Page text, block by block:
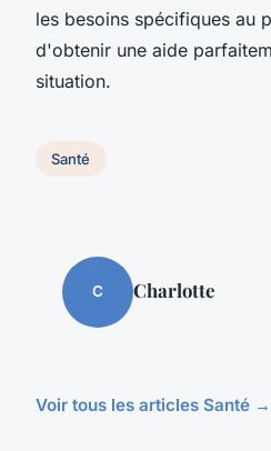
les besoins spécifiques au
d'obtenir une aide
situation.
Santé
C Charlotte
Voir tous les articles Santé →